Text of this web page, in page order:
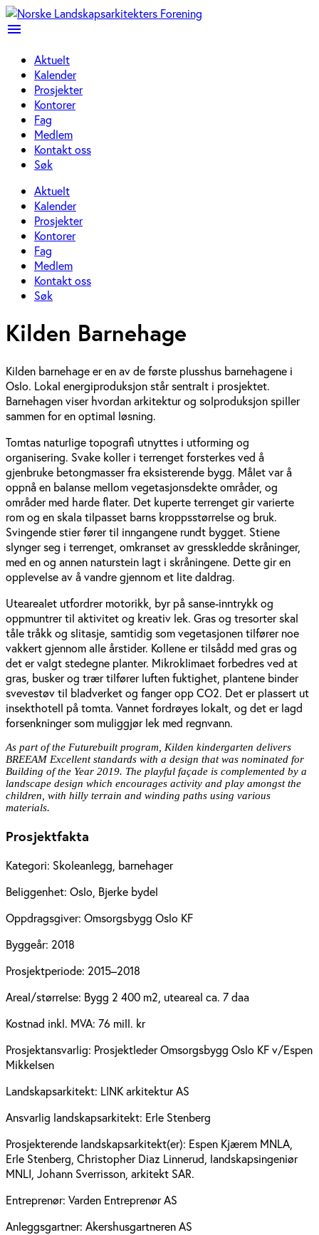
menu
Aktuelt
Kalender
Prosjekter
Kontorer
Fag
Medlem
Kontakt oss
Søk
Aktuelt
Kalender
Prosjekter
Kontorer
Fag
Medlem
Kontakt oss
Søk
Kilden Barnehage
Kilden barnehage er en av de første plusshus barnehagene i
Oslo. Lokal energiproduksjon står sentralt i prosjektet.
Barnehagen viser hvordan arkitektur og solproduksjon spiller
sammen for en optimal løsning.
Tomtas naturlige topografi utnyttes i utforming og
organisering. Svake koller i terrenget forsterkes ved å
gjenbruke betongmasser fra eksisterende bygg. Målet var å
oppnå en balanse mellom vegetasjonsdekte områder, og
områder med harde flater. Det kuperte terrenget gir varierte
rom og en skala tilpasset barns kroppsstørrelse og bruk.
Svingende stier fører til inngangene rundt bygget. Stiene
slynger seg i terrenget, omkranset av gresskledde skråninger,
med en og annen naturstein lagt i skråningene. Dette gir en
opplevelse av å vandre gjennom et lite daldrag.
Utearealet utfordrer motorikk, byr på sanse-inntrykk og
oppmuntrer til aktivitet og kreativ lek. Gras og tresorter skal
tåle tråkk og slitasje, samtidig som vegetasjonen tilfører noe
vakkert gjennom alle årstider. Kollene er tilsådd med gras og
det er valgt stedegne planter. Mikroklimaet forbedres ved at
gras, busker og trær tilfører luften fuktighet, plantene binder
svevestøv til bladverket og fanger opp CO2. Det er plassert ut
insekthotell på tomta. Vannet fordrøyes lokalt, og det er lagd
forsenkninger som muliggjør lek med regnvann.
As part of the Futurebuilt program, Kilden kindergarten delivers
BREEAM Excellent standards with a design that was nominated for
Building of the Year 2019. The playful façade is complemented by a
landscape design which encourages activity and play amongst the
children, with hilly terrain and winding paths using various
materials.
Prosjektfakta
Kategori: Skoleanlegg, barnehager
Beliggenhet: Oslo, Bjerke bydel
Oppdragsgiver: Omsorgsbygg Oslo KF
Byggeår: 2018
Prosjektperiode: 2015–2018
Areal/størrelse: Bygg 2 400 m2, uteareal ca. 7 daa
Kostnad inkl. MVA: 76 mill. kr
Prosjektansvarlig: Prosjektleder Omsorgsbygg Oslo KF v/Espen
Mikkelsen
Landskapsarkitekt: LINK arkitektur AS
Ansvarlig landskapsarkitekt: Erle Stenberg
Prosjekterende landskapsarkitekt(er): Espen Kjærem MNLA,
Erle Stenberg, Christopher Diaz Linnerud, landskapsingeniør
MNLI, Johann Sverrisson, arkitekt SAR.
Entreprenør: Varden Entreprenør AS
Anleggsgartner: Akershusgartneren AS